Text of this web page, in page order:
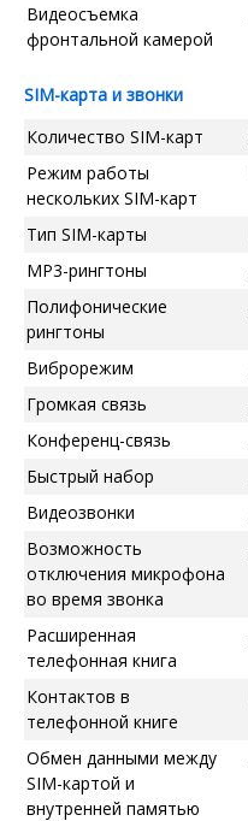
Видеосъемка
фронтальной камерой
SIM-карта и звонки
Количество SIM-карт
Режим работы
нескольких SIM-карт
Тип SIM-карты
MP3-рингтоны
Полифонические
рингтоны
Виброрежим
Громкая связь
Конференц-связь
Быстрый набор
Видеозвонки
Возможность
отключения микрофона
во время звонка
Расширенная
телефонная книга
Контактов в
телефонной книге
Обмен данными между
SIM-картой и
внутренней памятью